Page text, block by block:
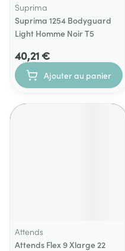
Suprima
Suprima 1254 Bodyguard
Light Homme Noir T5
40,21 €
Ajouter au panier
Attends
Attends Flex 9 Xlarge 22